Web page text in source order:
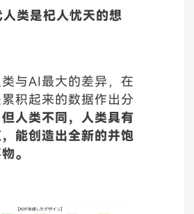
人类是杞人忧天的想
与AI最大的差异，在
积起来的数据作出分
但人类不同，人类具有
能创造出全新的并饱
。